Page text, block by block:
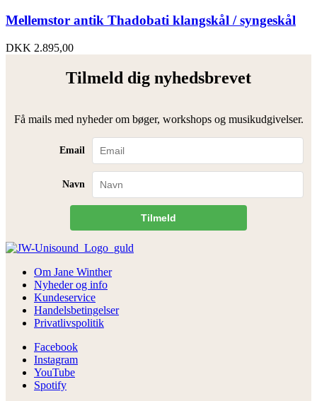
Mellemstor antik Thadobati klangskål / syngeskål
DKK 2.895,00
Tilmeld dig nyhedsbrevet
Få mails med nyheder om bøger, workshops og musikudgivelser.
Email
Navn
Tilmeld
Om Jane Winther
Nyheder og info
Kundeservice
Handelsbetingelser
Privatlivspolitik
Facebook
Instagram
YouTube
Spotify